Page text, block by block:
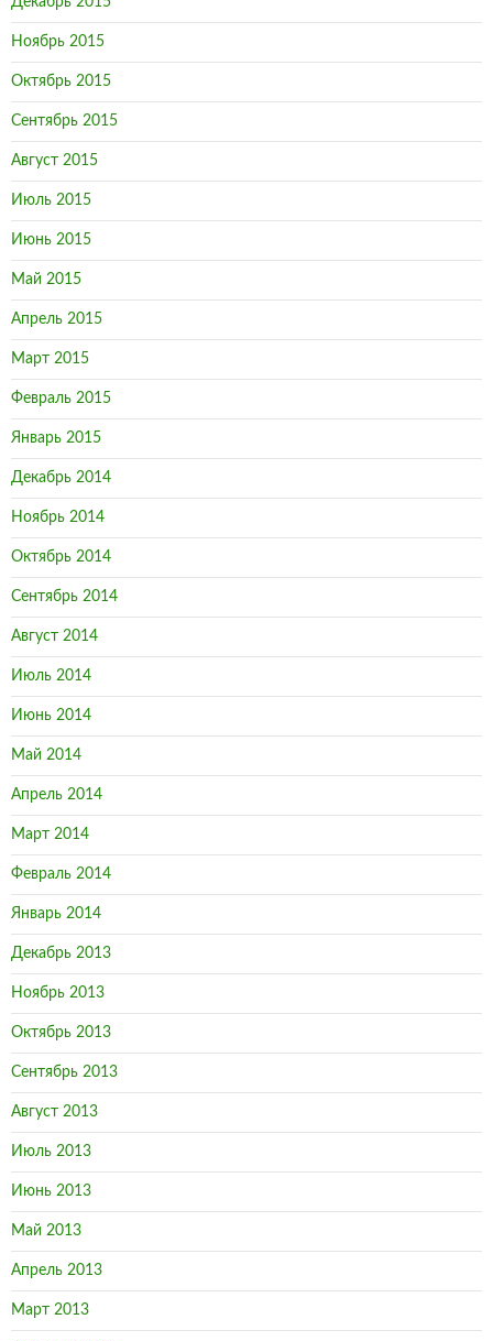
Ноябрь 2015
Октябрь 2015
Сентябрь 2015
Август 2015
Июль 2015
Июнь 2015
Май 2015
Апрель 2015
Март 2015
Февраль 2015
Январь 2015
Декабрь 2014
Ноябрь 2014
Октябрь 2014
Сентябрь 2014
Август 2014
Июль 2014
Июнь 2014
Май 2014
Апрель 2014
Март 2014
Февраль 2014
Январь 2014
Декабрь 2013
Ноябрь 2013
Октябрь 2013
Сентябрь 2013
Август 2013
Июль 2013
Июнь 2013
Май 2013
Апрель 2013
Март 2013